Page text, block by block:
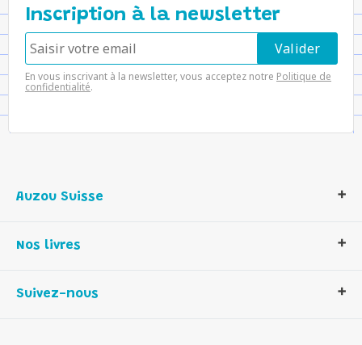
Inscription à la newsletter
En vous inscrivant à la newsletter, vous acceptez notre Politique de
confidentialité.
Auzou Suisse
Notre histoire
Contactez-nous
Nos livres
Livres enfants
Suivez-nous